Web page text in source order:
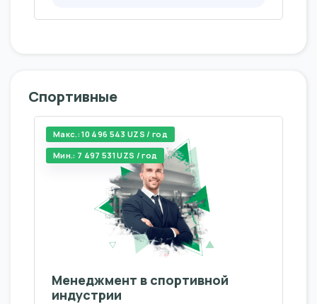
Спортивные
Макс.: 10 496 543 UZS / год
Мин.: 7 497 531 UZS / год
Менеджмент в спортивной
индустрии